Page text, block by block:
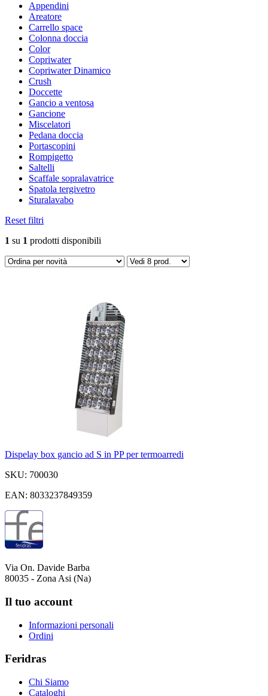
Appendini
Areatore
Carrello space
Colonna doccia
Color
Copriwater
Copriwater Dinamico
Crush
Doccette
Gancio a ventosa
Gancione
Miscelatori
Pedana doccia
Portascopini
Rompigetto
Saltelli
Scaffale sopralavatrice
Spatola tergivetro
Sturalavabo
Reset filtri
1 su 1 prodotti disponibili
Dispelay box gancio ad S in PP per termoarredi
SKU: 700030
EAN: 8033237849359
Via On. Davide Barba
80035 - Zona Asi (Na)
Il tuo account
Informazioni personali
Ordini
Feridras
Chi Siamo
Cataloghi